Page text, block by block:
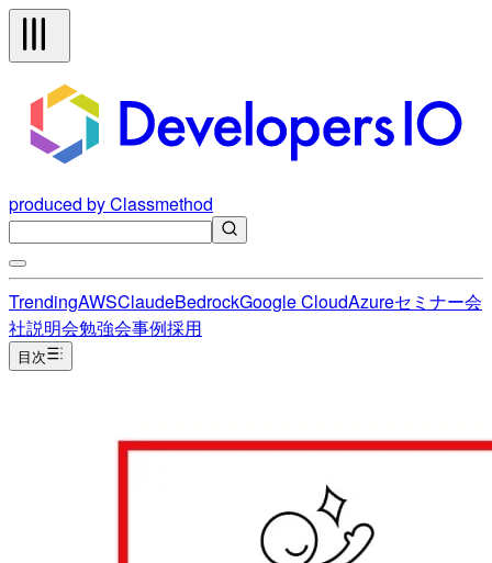
produced by Classmethod
TrendingAWSClaudeBedrockGoogle CloudAzureセミナー会
社説明会勉強会事例採用
目次